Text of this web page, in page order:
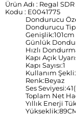
Ürün Adı : Regal
Kodu : E0041775
Dondurucu
Dondurucu
Genişlik:101cm
Günlük
Hızlı
Kapı Açık
Kapı Sayısı:1
Kullanım
Renk:Beyaz
Ses
Toplam Net
Yıllık Enerji